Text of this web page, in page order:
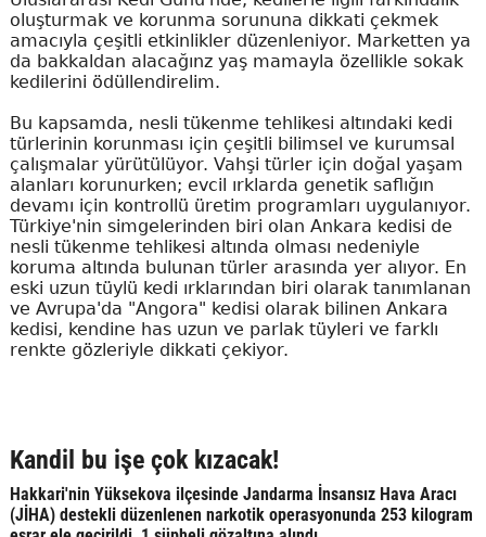
oluşturmak ve korunma sorununa dikkati çekmek
amacıyla çeşitli etkinlikler düzenleniyor. Marketten ya
da bakkaldan alacağınz yaş mamayla özellikle sokak
kedilerini ödüllendirelim.
Bu kapsamda, nesli tükenme tehlikesi altındaki kedi
türlerinin korunması için çeşitli bilimsel ve kurumsal
çalışmalar yürütülüyor. Vahşi türler için doğal yaşam
alanları korunurken; evcil ırklarda genetik saflığın
devamı için kontrollü üretim programları uygulanıyor.
Türkiye'nin simgelerinden biri olan Ankara kedisi de
nesli tükenme tehlikesi altında olması nedeniyle
koruma altında bulunan türler arasında yer alıyor. En
eski uzun tüylü kedi ırklarından biri olarak tanımlanan
ve Avrupa'da "Angora" kedisi olarak bilinen Ankara
kedisi, kendine has uzun ve parlak tüyleri ve farklı
renkte gözleriyle dikkati çekiyor.
Kandil bu işe çok kızacak!
Hakkari'nin Yüksekova ilçesinde Jandarma İnsansız Hava Aracı
(JİHA) destekli düzenlenen narkotik operasyonunda 253 kilogram